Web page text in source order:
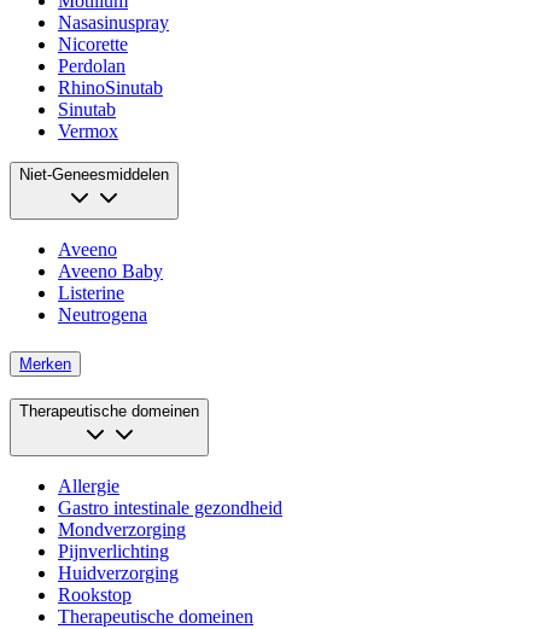
Nasasinuspray
Nicorette
Perdolan
RhinoSinutab
Sinutab
Vermox
Niet-Geneesmiddelen
Aveeno
Aveeno Baby
Listerine
Neutrogena
Merken
Therapeutische domeinen
Allergie
Gastro intestinale gezondheid
Mondverzorging
Pijnverlichting
Huidverzorging
Rookstop
Therapeutische domeinen